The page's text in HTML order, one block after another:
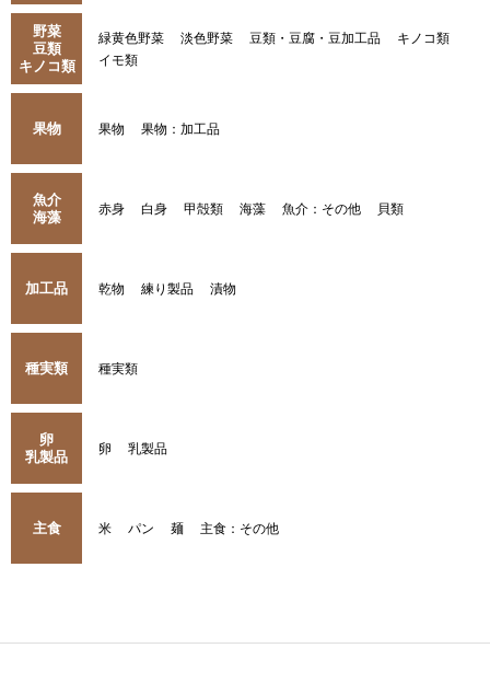
野菜
豆類
キノコ類
緑黄色野菜 淡色野菜 豆類・豆腐・豆加工品
キノコ類
イモ類
果物 果物 果物：加工品
魚介
海藻
赤身 白身 甲殻類 海藻 魚介：その他 貝類
加工品 乾物 練り製品 漬物
種実類 種実類
卵
乳製品
卵 乳製品
主食 米 パン 麺 主食：その他